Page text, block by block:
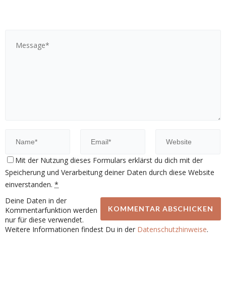
Mit der Nutzung dieses Formulars erklärst du dich mit der
Speicherung und Verarbeitung deiner Daten durch diese Website
einverstanden. *
Deine Daten in der
Kommentarfunktion werden
nur für diese verwendet.
Weitere Informationen findest Du in der Datenschutzhinweise.